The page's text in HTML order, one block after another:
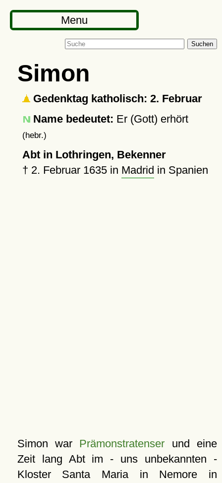
Menu
Suchen
Simon
Gedenktag katholisch: 2. Februar
Name bedeutet: Er (Gott) erhört
(hebr.)
Abt in Lothringen, Bekenner
† 2. Februar 1635in Madrid in Spanien
Simon war Prämonstratenser und eine
Zeit lang Abt im - uns unbekannten -
Kloster Santa Maria in Nemore in